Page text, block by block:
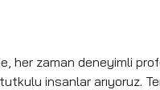
her zaman deneyimli
insanlar arıyoruz.